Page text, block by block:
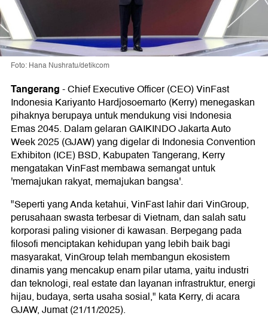
Foto: Hana Nushratu/detikcom
Tangerang-Chief Executive Officer (CEO) VinFast
Indonesia Kariyanto Hardjosoemarto (Kerry) menegaskan
pihaknya berupaya untuk mendukung visi Indonesia
Emas 2045. Dalam gelaran GAIKINDO Jakarta Auto
Week 2025 (GJAW) yang digelar di Indonesia Convention
Exhibiton (ICE) BSD, Kabupaten Tangerang, Kerry
mengatakan VinFast membawa semangat untuk
'memajukan rakyat, memajukan bangsa'.
"Seperti yang Anda ketahui, VinFast lahir dari VinGroup,
perusahaan swasta terbesar di Vietnam, dan salah satu
korporasi paling visioner di kawasan. Berpegang pada
filosofi menciptakan kehidupan yang lebih baik bagi
masyarakat, VinGroup telah membangun ekosistem
dinamis yang mencakup enam pilar utama, yaitu industri
dan teknologi, real estate dan layanan infrastruktur, energi
hijau, budaya, serta usaha sosial," kata Kerry, di acara
GJAW, Jumat (21/11/2025).